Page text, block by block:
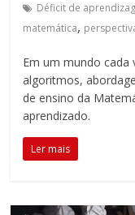
Déficit de
matemática,
Em um mundo cada
algoritmos,
de ensino da
aprendizado.
Ler mais